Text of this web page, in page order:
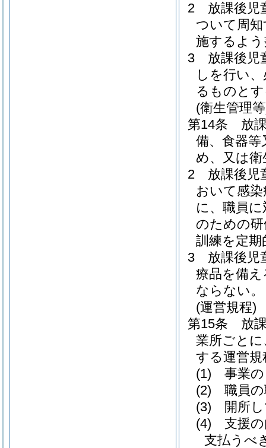
2
放課後児
ついて周
施するよ
3
放課後児
しを行い
るものと
(衛生管理
第14条
放
備、食器
め、又は
2
放課後児
おいて感
に、職員
のための
訓練を定
3
放課後児
療品を備
ならない。
(運営規程)
第15条
放
業所ごと
する運営
(1)
事業
(2)
職員
(3)
開所
(4)
支援
支払うべ